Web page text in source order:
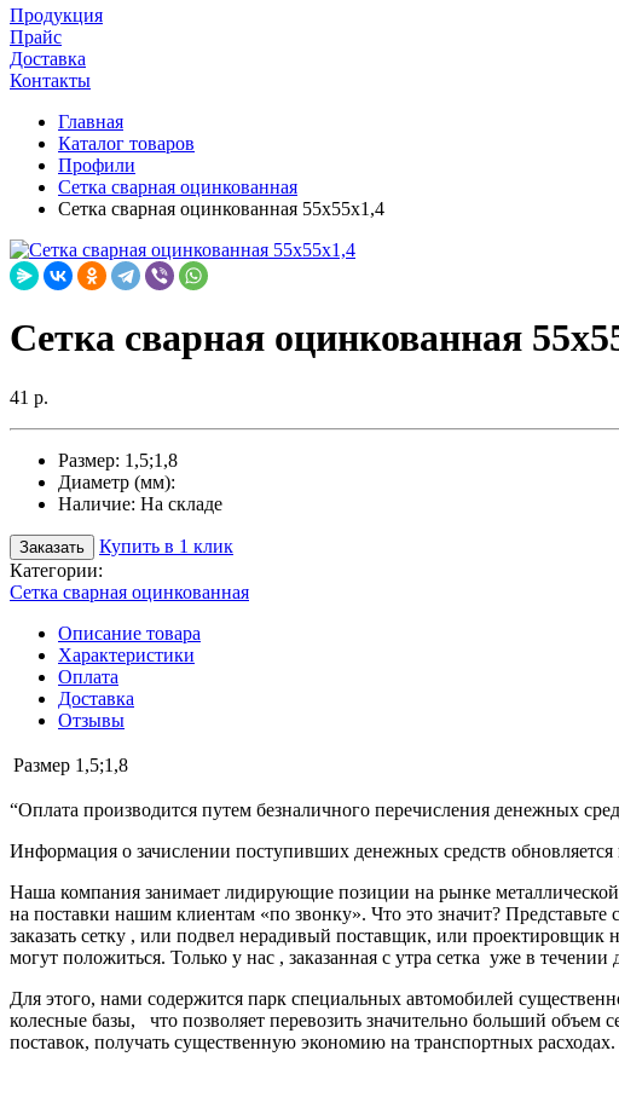
Продукция
Прайс
Доставка
Контакты
Главная
Каталог товаров
Профили
Сетка сварная оцинкованная
Сетка сварная оцинкованная 55х55х1,4
Сетка сварная оцинкованная
41 р.
Размер: 1,5;1,8
Диаметр (мм):
Наличие: На складе
Заказать
Купить в 1 клик
Категории:
Сетка сварная оцинкованная
Описание товара
Характеристики
Оплата
Доставка
Отзывы
Размер 1,5;1,8
“Оплата производится путем безналичного перечисления денежных
Информация о зачислении поступивших денежных средств
Наша компания занимает лидирующие позиции на рынке
на поставки нашим клиентам «по звонку». Что это значит?
заказать сетку , или подвел нерадивый поставщик, или
могут положиться. Только у нас , заказанная с утра сетка уже в течении
Для этого, нами содержится парк специальных автомобилей
колесные базы, что позволяет перевозить значительно больший
поставок, получать существенную экономию на транспортных расходах.